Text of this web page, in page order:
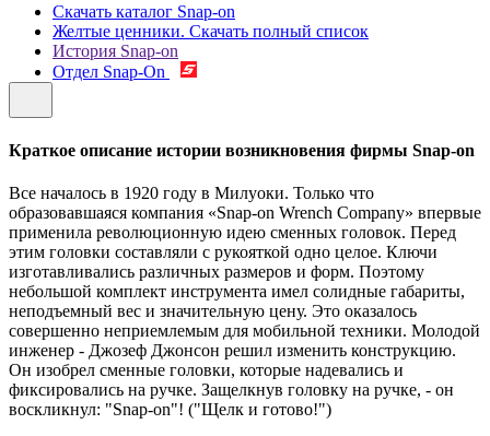
Скачать каталог Snap-on
Желтые ценники. Скачать полный список
История Snap-on
Отдел Snap-On
Краткое описание истории возникновения фирмы Snap-on
Все началось в 1920 году в Милуоки. Только что
образовавшаяся компания «Snap-on Wrench Company» впервые
применила революционную идею сменных головок. Перед
этим головки составляли с рукояткой одно целое. Ключи
изготавливались различных размеров и форм. Поэтому
небольшой комплект инструмента имел солидные габариты,
неподъемный вес и значительную цену. Это оказалось
совершенно неприемлемым для мобильной техники. Молодой
инженер - Джозеф Джонсон решил изменить конструкцию.
Он изобрел сменные головки, которые надевались и
фиксировались на ручке. Защелкнув головку на ручке, - он
воскликнул: "Snap-on"! ("Щелк и готово!")